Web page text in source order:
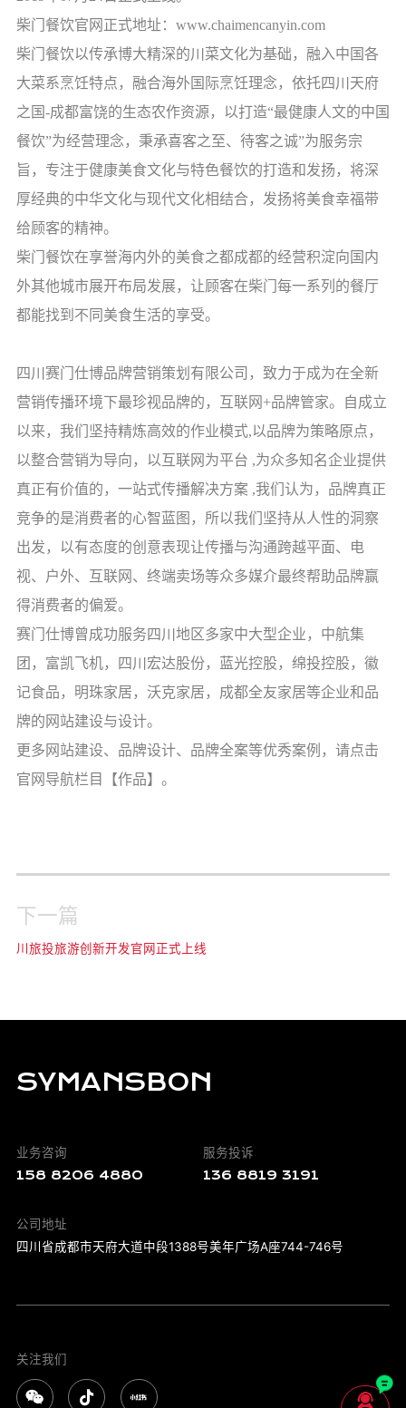
柴门餐饮官网正式地址： www.chaimencanyin.com
柴门餐饮以传承博大精深的川菜文化为基础，融入中国各
大菜系烹饪特点，融合海外国际烹饪理念，依托四川天府
之国-成都富饶的生态农作资源，以打造“最健康人文的中国
餐饮”为经营理念，秉承喜客之至、待客之诚”为服务宗
旨，专注于健康美食文化与特色餐饮的打造和发扬，将深
厚经典的中华文化与现代文化相结合，发扬将美食幸福带
给顾客的精神。
柴门餐饮在享誉海内外的美食之都成都的经营积淀向国内
外其他城市展开布局发展，让顾客在柴门每一系列的餐厅
都能找到不同美食生活的享受。
四川赛门仕博品牌营销策划有限公司，致力于成为在全新
营销传播环境下最珍视品牌的，互联网 +品牌管家。自成立
以来，我们坚持精炼高效的作业模式,以品牌为策略原点，
以整合营销为导向，以互联网为平台 ,为众多知名企业提供
真正有价值的，一站式传播解决方案 ,我们认为，品牌真正
竞争的是消费者的心智蓝图，所以我们坚持从人性的洞察
出发，以有态度的创意表现让传播与沟通跨越平面、电
视、户外、互联网、终端卖场等众多媒介最终帮助品牌赢
得消费者的偏爱。
赛门仕博曾成功服务四川地区多家中大型企业，中航集
团，富凯飞机，四川宏达股份，蓝光控股，绵投控股，徽
记食品，明珠家居，沃克家居，成都全友家居等企业和品
牌的网站建设与设计。
更多网站建设、品牌设计、品牌全案等优秀案例，请点击
官网导航栏目【作品】。
下一篇
川旅投旅游创新开发官网正式上线
SYMANSBON
业务咨询
158 8206 4880
服务投诉
136 8819 3191
公司地址
四川省成都市天府大道中段1388号美年广场A座744-746号
关注我们
   
